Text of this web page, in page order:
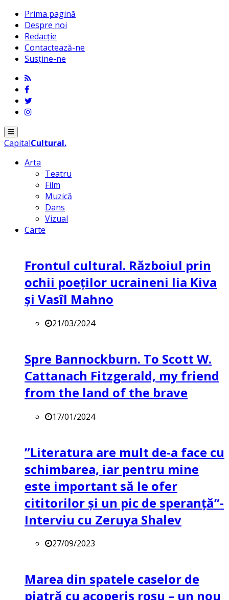
Prima pagină
Despre noi
Redacție
Contactează-ne
Susține-ne
Menu
CapitalCultural.
Arta
Teatru
Film
Muzică
Dans
Vizual
Carte
Frontul cultural. Războiul prin
ochii poeților ucraineni Iia Kiva
și Vasîl Mahno
21/03/2024
Spre Bannockburn. To Scott W.
Cattanach Fitzgerald, my friend
from the land of the brave
17/01/2024
”Literatura are mult de-a face cu
schimbarea, iar pentru mine
este important să le ofer
cititorilor și un pic de speranță”-
Interviu cu Zeruya Shalev
27/09/2023
Marea din spatele caselor de
piatră cu acoperiș roșu – un nou